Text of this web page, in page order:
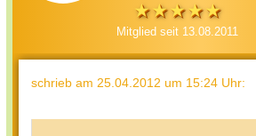
Mitglied seit 13.08.2011
schrieb am 25.04.2012 um 15:24 Uhr: